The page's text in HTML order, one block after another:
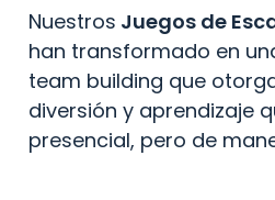
Nuestros Juegos de
han transformado en
team building que
diversión y aprendizaje
presencial, pero de